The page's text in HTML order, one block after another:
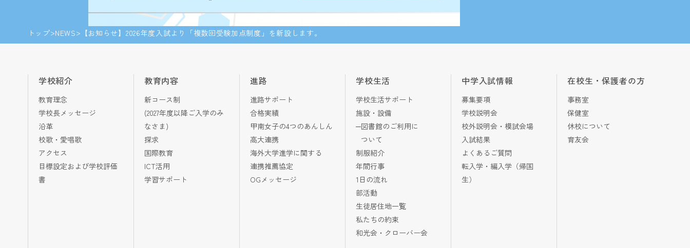
トップ NEWS 【お知らせ】2026年度入試より「複数回受験加点制度」を新設します。
学校紹介
教育理念
学校長メッセージ
沿革
校歌・愛唱歌
アクセス
目標設定および学校評価
書
教育内容
新コース制
(2027年度以降ご入学のみ
なさま)
探求
国際教育
ICT活用
学習サポート
進路
進路サポート
合格実績
甲南女子の4つのあんしん
高大連携
海外大学進学に関する
連携推薦協定
OGメッセージ
学校生活
学校生活サポート
施設・設備
図書館のご利用に
ついて
制服紹介
年間行事
1日の流れ
部活動
生徒居住地一覧
私たちの約束
和光会・クローバー会
中学入試情報
募集要項
学校説明会
校外説明会・模試会場
入試結果
よくあるご質問
転入学・編入学（帰国
生）
在校生・保護者の方
事務室
保健室
休校について
育友会